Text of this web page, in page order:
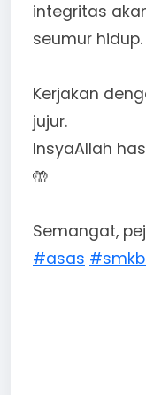
integritas
seumur hidup.
Kerjakan
jujur.
InsyaAllah
🤲
Semangat,
#asas